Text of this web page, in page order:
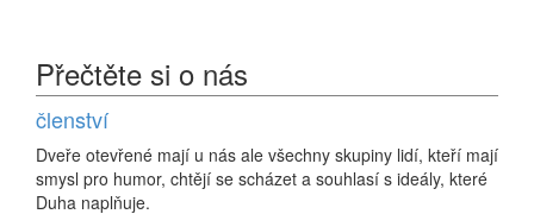
Přečtěte si o nás
členství
Dveře otevřené mají u nás ale všechny skupiny lidí, kteří mají
smysl pro humor, chtějí se scházet a souhlasí s ideály, které
Duha naplňuje.